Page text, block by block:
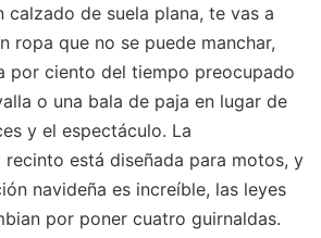
calzado de suela plana, te vas a
ropa que no se puede manchar,
por ciento del tiempo preocupado
o una bala de paja en lugar de
y el espectáculo. La
está diseñada para motos, y
navideña es increíble, las leyes
por poner cuatro guirnaldas.